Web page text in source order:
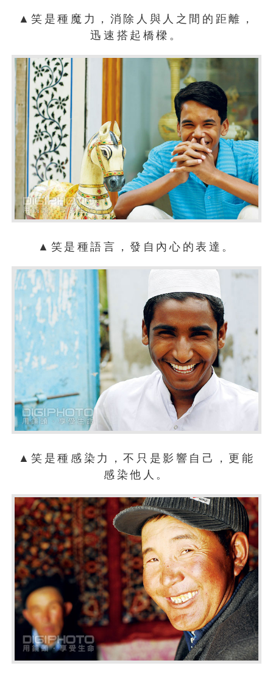
▲笑是種魔力，消除人與人之間的距離，
迅速搭起橋樑。
▲笑是種語言，發自內心的表達。
▲笑是種感染力，不只是影響自己，更能
感染他人。